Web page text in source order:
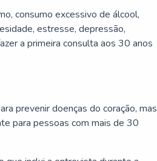
consumo excessivo de álcool,
estresse, depressão,
a primeira consulta aos 30 anos
prevenir doenças do coração, mas
para pessoas com mais de 30